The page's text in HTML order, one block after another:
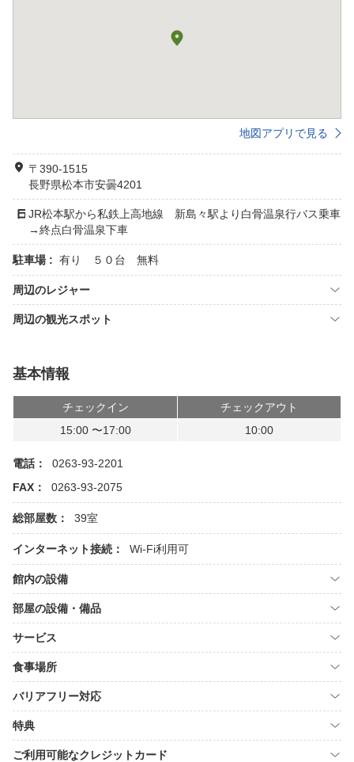
地図アプリで見る
〒390-1515
長野県松本市安曇4201
JR松本駅から私鉄上高地線 新島々駅より白骨温泉行バス乗車
→終点白骨温泉下車
駐車場 : 有り ５０台 無料
周辺のレジャー
周辺の観光スポット
基本情報
チェックイン
チェックアウト
15:00 〜17:00
10:00
電話：
0263-93-2201
FAX：
0263-93-2075
総部屋数： 39室
インターネット接続： Wi-Fi利用可
館内の設備
部屋の設備・備品
サービス
食事場所
バリアフリー対応
特典
ご利用可能なクレジットカード